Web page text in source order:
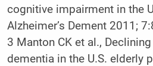
cognitive impairment in the
Alzheimer’s Dement 2011;
3 Manton CK et al.,
dementia in the U.S. elderly